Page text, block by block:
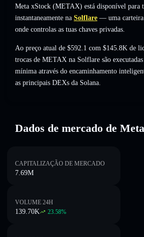
Meta xStock (METAX) está disponível para
instantaneamente na Solflare — uma carteira
onde controlas as tuas chaves privadas.
Ao preço atual de $592.1 com $145.8K de
trocas de METAX na Solflare são
mínima através do encaminhamento
as principais DEXs da Solana.
Dados de mercado de
CAPITALIZAÇÃO DE MERCADO
7.69M
VOLUME 24H
139.70K 23.58%